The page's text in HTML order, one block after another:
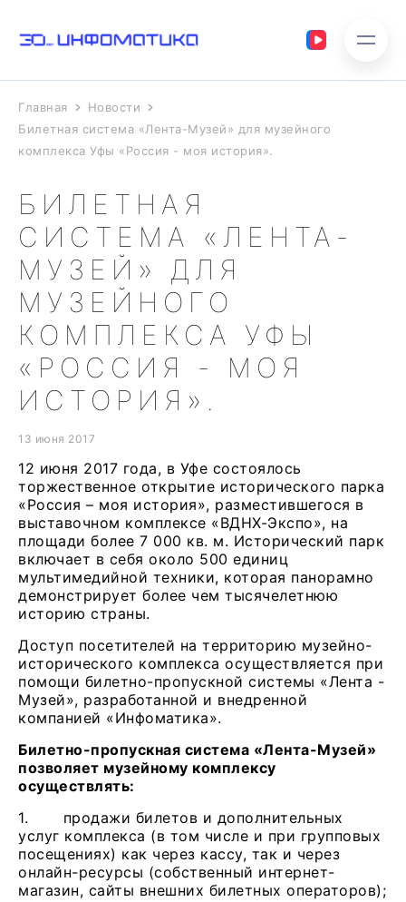
Главная
Новости
Билетная система «Лента-Музей» для музейного
комплекса Уфы «Россия - моя история».
БИЛЕТНАЯ
СИСТЕМА «ЛЕНТА-
МУЗЕЙ» ДЛЯ
МУЗЕЙНОГО
КОМПЛЕКСА УФЫ
«РОССИЯ - МОЯ
ИСТОРИЯ».
13 июня 2017
12 июня 2017 года, в Уфе состоялось
торжественное открытие исторического парка
«Россия – моя история», разместившегося в
выставочном комплексе «ВДНХ-Экспо», на
площади более 7 000 кв. м. Исторический парк
включает в себя около 500 единиц
мультимедийной техники, которая панорамно
демонстрирует более чем тысячелетнюю
историю страны.
Доступ посетителей на территорию музейно-
исторического комплекса осуществляется при
помощи билетно-пропускной системы «Лента -
Музей», разработанной и внедренной
компанией «Инфоматика».
Билетно-пропускная система «Лента-Музей»
позволяет музейному комплексу
осуществлять:
1. продажи билетов и дополнительных
услуг комплекса (в том числе и при групповых
посещениях) как через кассу, так и через
онлайн-ресурсы (собственный интернет-
магазин, сайты внешних билетных операторов);